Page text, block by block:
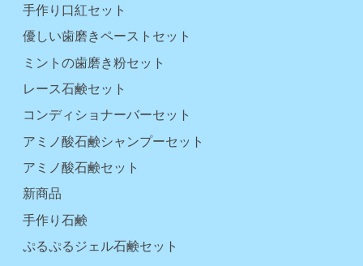
手作り口紅セット
優しい歯磨きペーストセット
ミントの歯磨き粉セット
レース石鹸セット
コンディショナーバーセット
アミノ酸石鹸シャンプーセット
アミノ酸石鹸セット
新商品
手作り石鹸
ぷるぷるジェル石鹸セット